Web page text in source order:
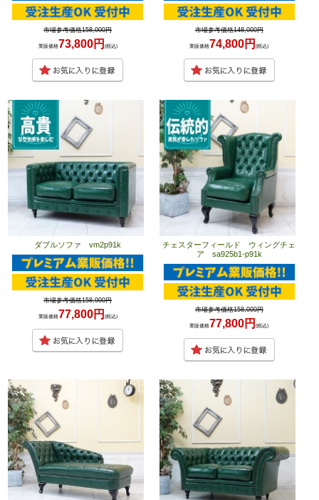
市場参考価格158,000円
業販価格73,800円 (税込)
市場参考価格148,000円
業販価格74,800円(税込)
ダブルソファ vm2p91k
市場参考価格158,000円
業販価格77,800円 (税込)
チェスターフィールド ウィングチェ
ア sa925b1-p91k
市場参考価格158,000円
業販価格77,800円(税込)